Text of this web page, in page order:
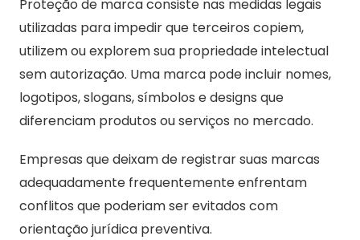
Proteção de marca consiste nas medidas legais
utilizadas para impedir que terceiros copiem,
utilizem ou explorem sua propriedade intelectual
sem autorização. Uma marca pode incluir nomes,
logotipos, slogans, símbolos e designs que
diferenciam produtos ou serviços no mercado.
Empresas que deixam de registrar suas marcas
adequadamente frequentemente enfrentam
conflitos que poderiam ser evitados com
orientação jurídica preventiva.